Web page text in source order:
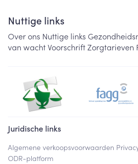
Nuttige links
Over ons Nuttige links
van wachtVoorschriftZorgtarieven
Juridische links
Algemene verkoopsvoorwaarden
ODR-platform